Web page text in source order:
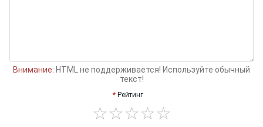
Внимание: HTML не поддерживается! Используйте обычный
текст!
Рейтинг